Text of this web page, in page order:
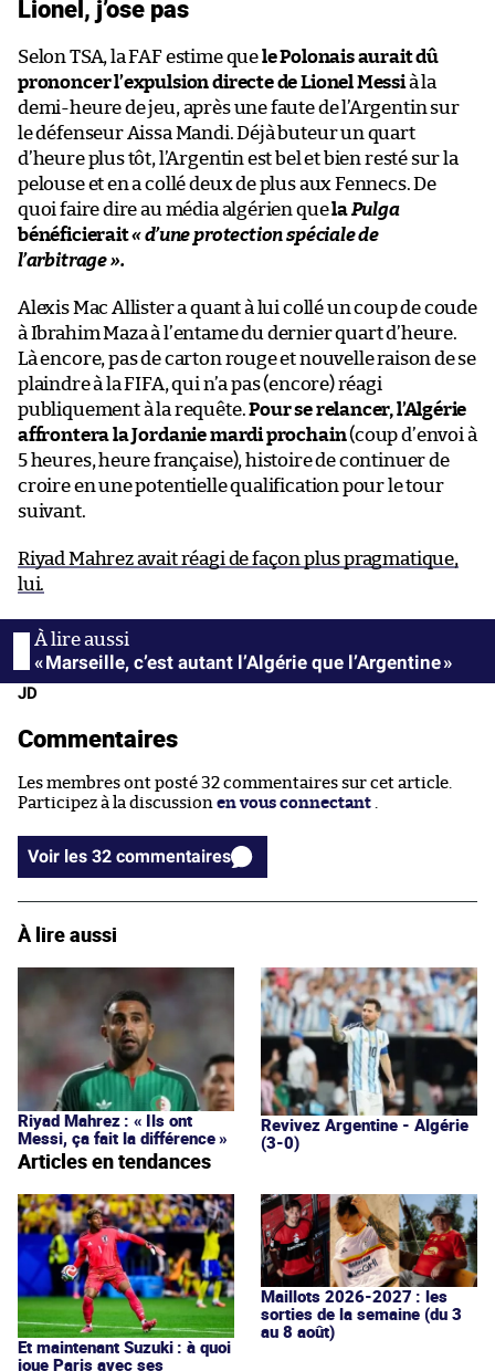
Lionel, j’ose pas
Selon TSA, la FAF estime quele Polonais aurait dû
prononcer l’expulsion directe de Lionel Messià la
demi-heure de jeu, après une faute de l’Argentin sur
le défenseur Aissa Mandi. Déjà buteur un quart
d’heure plus tôt, l’Argentin est bel et bien resté sur la
pelouse et en a collé deux de plus aux Fennecs. De
quoi faire dire au média algérien quelaPulga
bénéficierait« d’une protection spéciale de
l’arbitrage ».
Alexis Mac Allister a quant à lui collé un coup de coude
à Ibrahim Maza à l’entame du dernier quart d’heure.
Là encore, pas de carton rouge et nouvelle raison de se
plaindre à la FIFA, qui n’a pas (encore) réagi
publiquement à la requête.Pour se relancer, l’Algérie
affrontera la Jordanie mardi prochain(coup d’envoi à
5 heures, heure française), histoire de continuer de
croire en une potentielle qualification pour le tour
suivant.
Riyad Mahrez avait réagi de façon plus pragmatique,
lui.
« Marseille, c’est autant l’Algérie que l’Argentine »
JD
Commentaires
Les membres ont posté 32 commentaires sur cet article.
Participez à la discussion en vous connectant .
Voir les 32 commentaires
À lire aussi
Riyad Mahrez : « Ils ont
Messi, ça fait la différence »
Revivez Argentine - Algérie
(3-0)
Articles en tendances
Et maintenant Suzuki : à quoi
joue Paris avec ses
Maillots 2026-2027 : les
sorties de la semaine (du 3
au 8 août)